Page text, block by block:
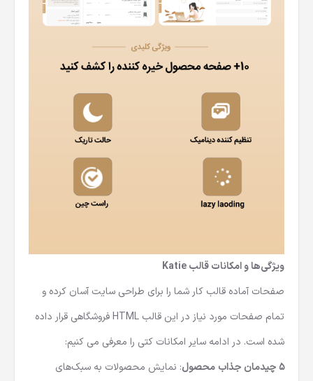
ویژگی‌ها و امکانات قالب Katie
صفحات آماده قالب کار شما را برای طراحی سایت آسان کرده و
تمام صفحات مورد نیاز در این قالب HTML فروشگاهی
قرار داده
شده است. در ادامه سایر امکانات کتی را معرفی می کنیم:
5 چیدمان جذاب محصول: نمایش محصولات به سبک‌های